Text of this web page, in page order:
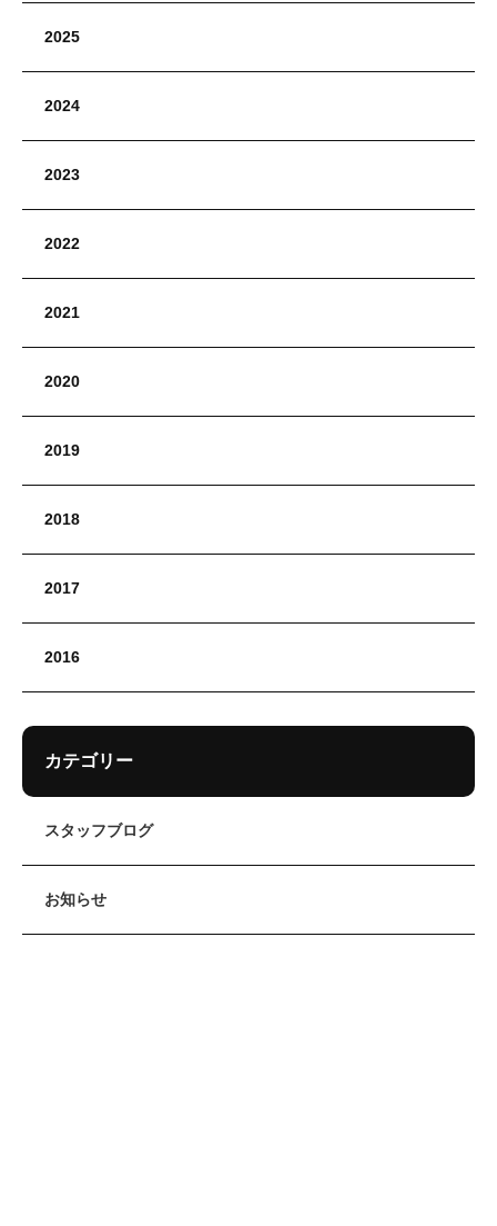
2025
2024
2023
2022
2021
2020
2019
2018
2017
2016
カテゴリー
スタッフブログ
お知らせ